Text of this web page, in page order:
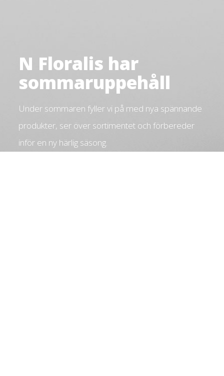
N Floralis har
sommaruppehåll
Under sommaren fyller vi på med nya spännande
produkter, ser över sortimentet och förbereder
inför en ny härlig säsong.